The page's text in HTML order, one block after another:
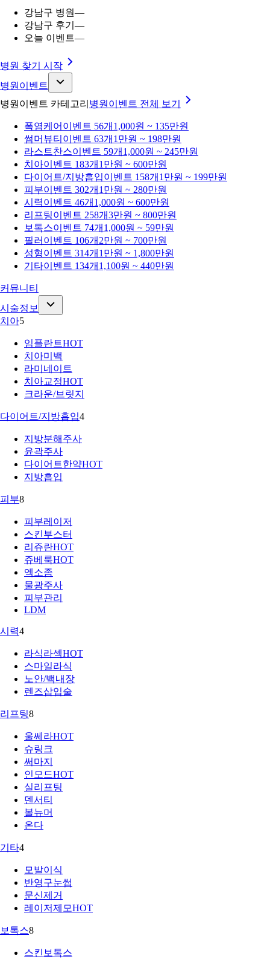
강남구 병원—
강남구 후기 —
오늘 이벤트—
병원 찾기 시작
병원이벤트
병원이벤트 카테고리 병원이벤트 전체 보기
폭염케어 이벤트 56개 1,000원 ~ 135만원
썸머뷰티 이벤트 63개 1만원 ~ 198만원
라스트찬스이벤트 59개 1,000원 ~ 245만원
치아이벤트 183개 1만원 ~ 600만원
다이어트/지방흡입이벤트 158개 1만원 ~ 199만원
피부이벤트 302개 1만원 ~ 280만원
시력이벤트 46개 1,000원 ~ 600만원
리프팅이벤트 258개3만원 ~ 800만원
보톡스이벤트 74개 1,000원 ~ 59만원
필러 이벤트 106개 2만원 ~ 700만원
성형이벤트 314개 1만원 ~ 1,800만원
기타이벤트 134개 1,100원 ~ 440만원
커뮤니티
시술정보
치아5
임플란트HOT
치아미백
라미네이트
치아교정HOT
크라운/브릿지
다이어트/지방흡입4
지방분해주사
윤곽주사
다이어트한약HOT
지방흡입
피부8
피부레이저
스킨부스터
리쥬란HOT
쥬베룩HOT
엑소좀
물광주사
피부관리
LDM
시력4
라식라섹HOT
스마일라식
노안/백내장
렌즈삽입술
리프팅8
울쎄라HOT
슈링크
써마지
인모드HOT
실리프팅
덴서티
볼뉴머
온다
기타4
모발이식
반영구눈썹
문신제거
레이저제모HOT
보톡스8
스킨보톡스